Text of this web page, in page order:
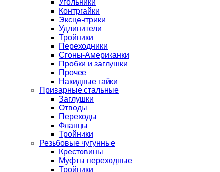
Угольники
Контргайки
Эксцентрики
Удлинители
Тройники
Переходники
Сгоны-Американки
Пробки и заглушки
Прочее
Накидные гайки
Приварные стальные
Заглушки
Отводы
Переходы
Фланцы
Тройники
Резьбовые чугунные
Крестовины
Муфты переходные
Тройники